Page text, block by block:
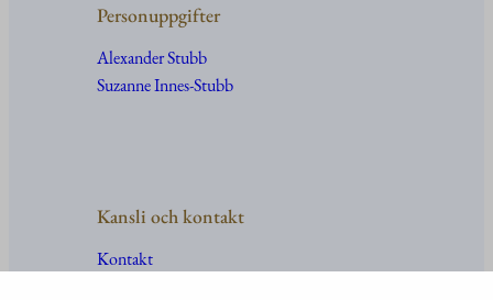
Personuppgifter
Alexander Stubb
Suzanne Innes-Stubb
Kansli och kontakt
Kontakt